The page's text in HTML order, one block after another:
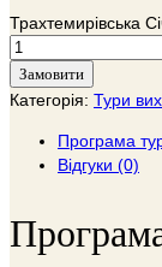
Трахтемирівська
Замовити
Категорія: Тури
Програма
Відгуки (0)